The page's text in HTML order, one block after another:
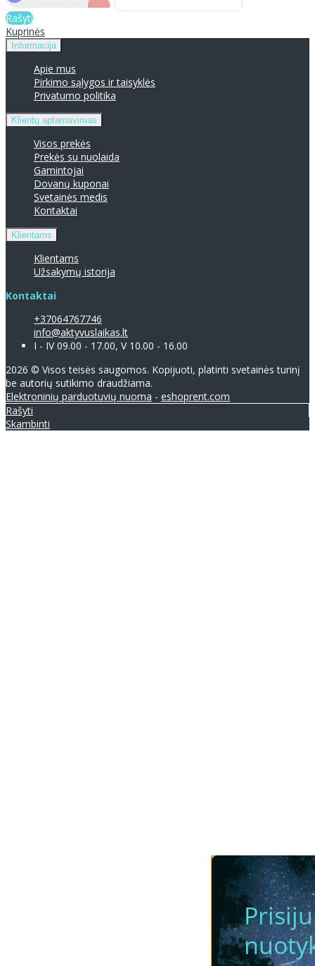
Rašyti
Kuprinės
Informacija
Apie mus
Pirkimo sąlygos ir taisyklės
Privatumo politika
Klientų aptarnavimas
Visos prekės
Prekės su nuolaida
Gamintojai
Dovanų kuponai
Svetainės medis
Kontaktai
Klientams
Klientams
Užsakymų istorija
Kontaktai
+37064767746
info@aktyvuslaikas.lt
I - IV 09.00 - 17.00, V 10.00 - 16.00
2026 © Visos teisės saugomos. Kopijuoti, platinti svetainės turinį
be autorių sutikimo draudžiama.
Elektroninių parduotuvių nuoma - eshoprent.com
Rašyti
Skambinti